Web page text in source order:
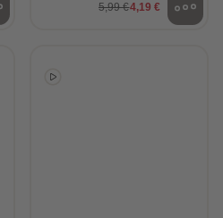
5,99 €4,19 €